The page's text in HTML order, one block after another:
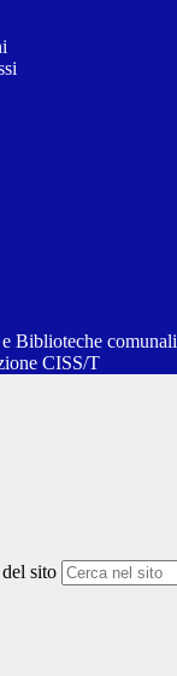
Biblioteche comunali
CISS/T
sito